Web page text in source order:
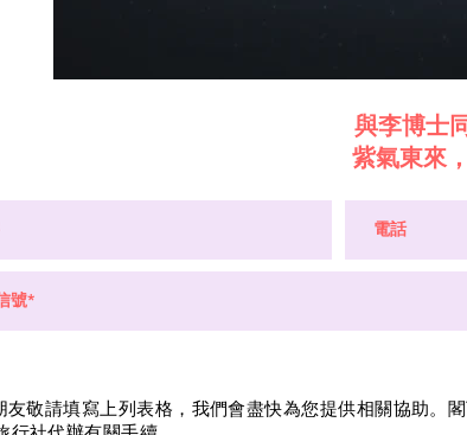
與李博士
紫氣東來
友敬請填寫上列表格，我們會盡快為您提供相關協助。